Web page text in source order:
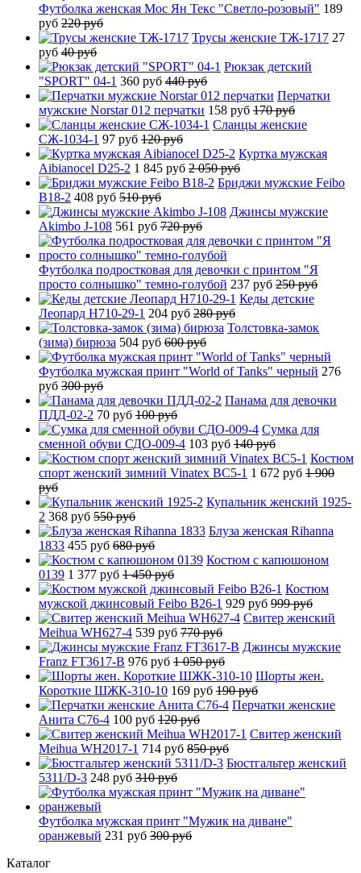
Футболка женская Мос Ян Текс "Светло-розовый" 189
руб 220 руб
Трусы женские ТЖ-1717 27
руб 40 руб
Рюкзак детский
"SPORT" 04-1 360 руб 440 руб
Перчатки
мужские Norstar 012 перчатки 158 руб 170 руб
Сланцы женские
СЖ-1034-1 97 руб 120 руб
Куртка мужская
Aibianocel D25-2 1 845 руб 2 050 руб
Бриджи мужские Feibo
B18-2 408 руб 510 руб
Джинсы мужские
Akimbo J-108 561 руб 720 руб
Футболка подростковая для девочки с принтом "Я
просто солнышко" темно-голубой 237 руб 250 руб
Кеды детские
Леопард H710-29-1 204 руб 280 руб
Толстовка-замок
(зима) бирюза 504 руб 600 руб
Футболка мужская принт "World of Tanks" черный 276
руб 300 руб
Панама для девочки
ПДД-02-2 70 руб 100 руб
Сумка для
сменной обуви СДО-009-4 103 руб 140 руб
Костюм
спорт женский зимний Vinatex BC5-1 1 672 руб 1 900
руб
Купальник женский 1925-
2 368 руб 550 руб
Блуза женская Rihanna
1833 455 руб 680 руб
Костюм с капюшоном
0139 1 377 руб 1 450 руб
Костюм
мужской джинсовый Feibo B26-1 929 руб 999 руб
Свитер женский
Meihua WH627-4 539 руб 770 руб
Джинсы мужские
Franz FT3617-B 976 руб 1 050 руб
Шорты жен.
Короткие ШЖК-310-10 169 руб 190 руб
Перчатки женские
Анита C76-4 100 руб 120 руб
Свитер женский
Meihua WH2017-1 714 руб 850 руб
Бюстгальтер женский
5311/D-3 248 руб 310 руб
Футболка мужская принт "Мужик на диване"
оранжевый 231 руб 300 руб
Каталог